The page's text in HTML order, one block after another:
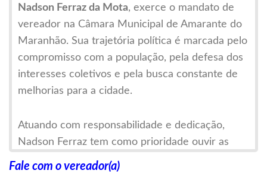
Nadson Ferraz da Mota, exerce o mandato de
vereador na Câmara Municipal de Amarante do
Maranhão. Sua trajetória política é marcada pelo
compromisso com a população, pela defesa dos
interesses coletivos e pela busca constante de
melhorias para a cidade.
Atuando com responsabilidade e dedicação,
Nadson Ferraz tem como prioridade ouvir as
demandas da comunidade e transformá-las em
propostas que contribuam para o
Fale com o vereador(a)